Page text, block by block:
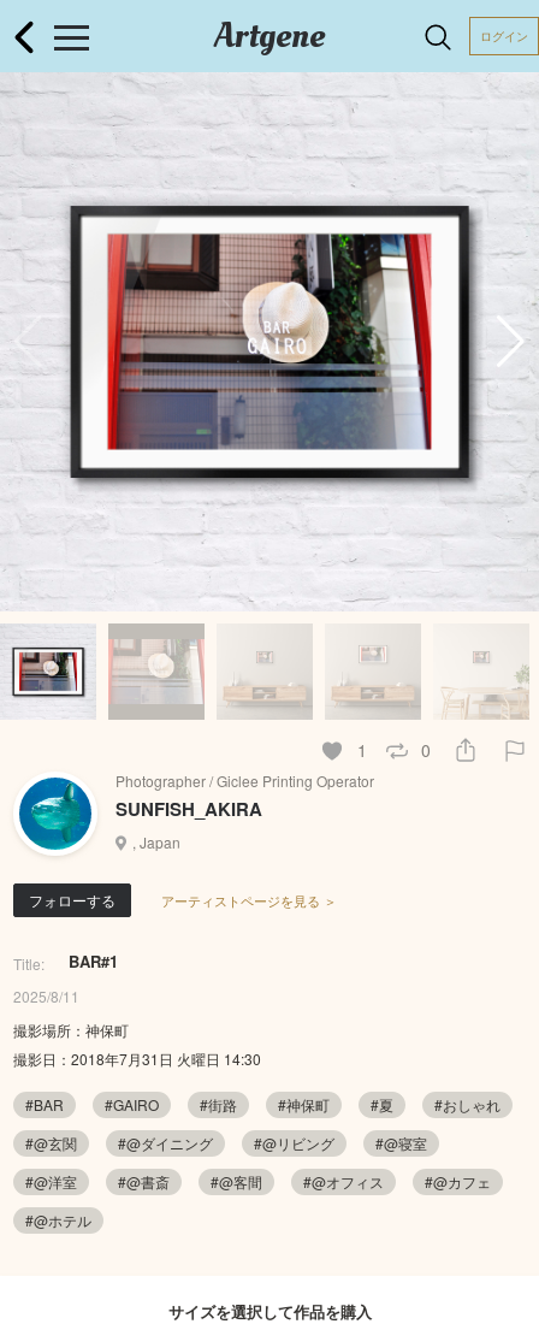
Artgene ログイン
1 0
Photographer / Giclee Printing Operator
SUNFISH_AKIRA
, Japan
フォローする アーティストページを見る ＞
Title: BAR#1
2025/8/11
撮影場所：神保町
撮影日：2018年7月31日 火曜日 14:30
#BAR #GAIRO #街路 #神保町 #夏
#おしゃれ
#@玄関
#@ダイニング #@リビング
#@寝室
#@洋室
#@書斎 #@客間 #@オフィス
#@カフェ
#@ホテル
サイズを選択して作品を購入